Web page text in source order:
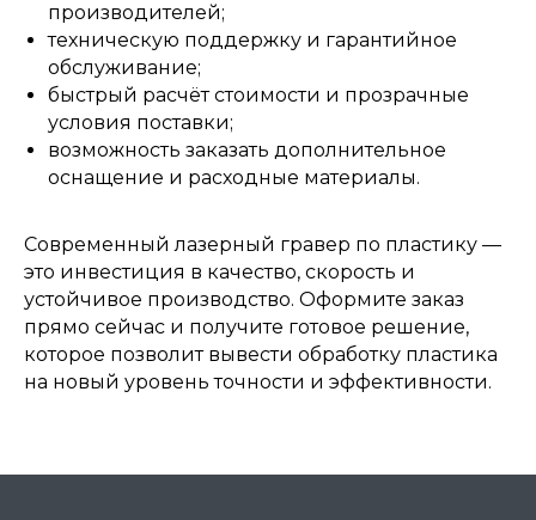
производителей;
техническую поддержку и гарантийное
обслуживание;
быстрый расчёт стоимости и прозрачные
условия поставки;
возможность заказать дополнительное
оснащение и расходные материалы.
Современный лазерный гравер по пластику —
это инвестиция в качество, скорость и
устойчивое производство. Оформите заказ
прямо сейчас и получите готовое решение,
которое позволит вывести обработку пластика
на новый уровень точности и эффективности.